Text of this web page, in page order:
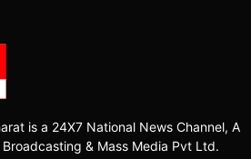
is a 24X7 National News Channel, A
& Mass Media Pvt Ltd.